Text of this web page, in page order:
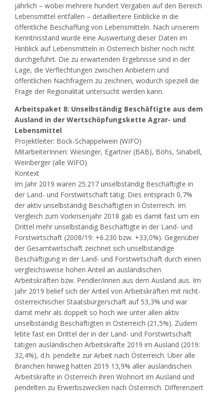
jährlich – wobei mehrere hundert Vergaben auf den Bereich
Lebensmittel entfallen – detailliertere Einblicke in die
öffentliche Beschaffung von Lebensmitteln. Nach unserem
Kenntnisstand wurde eine Auswertung dieser Daten im
Hinblick auf Lebensmitteln in Osterreich bisher noch nicht
durchgeführt. Die zu erwartenden Ergebnisse sind in der
Lage, die Verflechtungen zwischen Anbietern und
öffentlichen Nachfragern zu zeichnen, wodurch speziell die
Frage der Regionalität untersucht werden kann.
Arbeitspaket 8: Unselbständig Beschäftigte aus dem
Ausland in der Wertschöpfungskette Agrar- und
Lebensmittel
Projektleiter: Bock-Schappelwein (WIFO)
MitarbeiterInnen: Wiesinger, Egartner (BAB), Böhs, Sinabell,
Weinberger (alle WIFO)
Kontext
Im Jahr 2019 waren 25.217 unselbständig Beschäftigte in
der Land- und Forstwirtschaft tätig. Dies entsprach 0,7%
der aktiv unselbständig Beschäftigten in Österreich. Im
Vergleich zum Vorkrisenjahr 2018 gab es damit fast um ein
Drittel mehr unselbständig Beschäftigte in der Land- und
Forstwirtschaft (2008/19: +6.230 bzw. +33,0%). Gegenüber
der Gesamtwirtschaft zeichnet sich unselbständige
Beschäftigung in der Land- und Forstwirtschaft durch einen
vergleichsweise hohen Anteil an ausländischen
Arbeitskräften bzw. Pendler/innen aus dem Ausland aus. Im
Jahr 2019 belief sich der Anteil von Arbeitskräften mit nicht-
österreichischer Staatsbürgerschaft auf 53,3% und war
damit mehr als doppelt so hoch wie unter allen aktiv
unselbständig Beschäftigten in Österreich (21,5%). Zudem
lebte fast ein Drittel der in der Land- und Forstwirtschaft
tätigen ausländischen Arbeitskräfte 2019 im Ausland (2019:
32,4%), d.h. pendelte zur Arbeit nach Österreich. Über alle
Branchen hinweg hatten 2019 13,9% aller ausländischen
Arbeitskräfte in Österreich ihren Wohnort im Ausland und
pendelten zu Erwerbszwecken nach Österreich. Differenziert